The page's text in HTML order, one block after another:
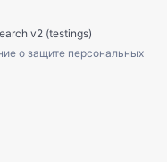
v2 (testings)
о защите персональных